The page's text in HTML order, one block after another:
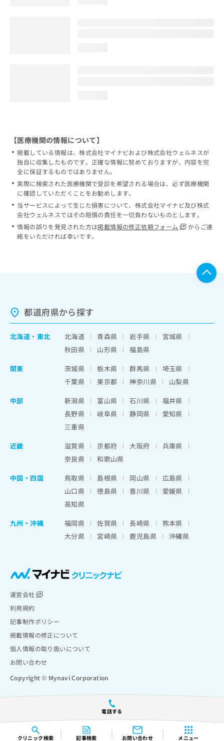
クリニック検索 記事検索 お問い合わせ メニュー
電話する
【医療機関の情報について】
掲載している情報は、株式会社マイナビおよび株式会社ウェルネスが
独自に収集したものです。正確な情報に努めておりますが、内容を完
全に保証するものではありません。
実際に検索された医療機関で受診を希望される場合は、必ず医療機関
に確認していただくことをお勧めします。
当サービスによって生じた損害について、株式会社マイナビ及び株式
会社ウェルネスではその賠償の責任を一切負わないものとします。
情報の誤りを発見された方は掲載情報の修正依頼フォーム
からご連
絡をいただければ幸いです。
都道府県から探す
北海道 ・ 東北 北海道 青森県 岩手県
宮城県
秋田県
山形県
福島県
関東
茨城県 栃木県 群馬県
埼玉県
千葉県
東京都 神奈川県
山梨県
中部
新潟県 富山県 石川県
福井県
長野県
岐阜県 静岡県
愛知県
三重県
近畿
滋賀県 京都府 大阪府
兵庫県
奈良県
和歌山県
中国・四国
鳥取県 島根県 岡山県
広島県
山口県
徳島県 香川県
愛媛県
高知県
九州・沖縄
福岡県 佐賀県 長崎県
熊本県
大分県
宮崎県 鹿児島県 沖縄県
運営会社
利用規約
記事制作ポリシー
掲載情報の修正について
個人情報の取り扱いについて
お問い合わせ
Copyright © Mynavi Corporation